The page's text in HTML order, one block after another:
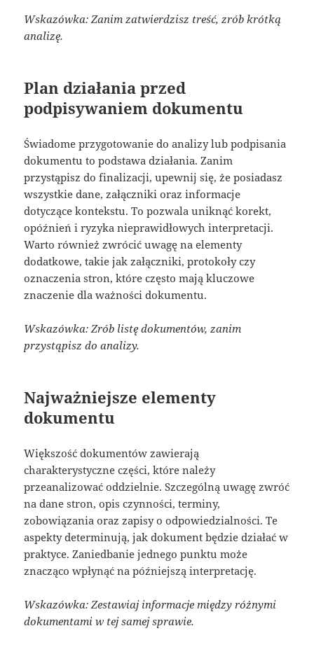
Wskazówka: Zanim zatwierdzisz treść, zrób krótką
analizę.
Plan działania przed
podpisywaniem dokumentu
Świadome przygotowanie do analizy lub podpisania
dokumentu to podstawa działania. Zanim
przystąpisz do finalizacji, upewnij się, że posiadasz
wszystkie dane, załączniki oraz informacje
dotyczące kontekstu. To pozwala uniknąć korekt,
opóźnień i ryzyka nieprawidłowych interpretacji.
Warto również zwrócić uwagę na elementy
dodatkowe, takie jak załączniki, protokoły czy
oznaczenia stron, które często mają kluczowe
znaczenie dla ważności dokumentu.
Wskazówka: Zrób listę dokumentów, zanim
przystąpisz do analizy.
Najważniejsze elementy
dokumentu
Większość dokumentów zawierają
charakterystyczne części, które należy
przeanalizować oddzielnie. Szczególną uwagę zwróć
na dane stron, opis czynności, terminy,
zobowiązania oraz zapisy o odpowiedzialności. Te
aspekty determinują, jak dokument będzie działać w
praktyce. Zaniedbanie jednego punktu może
znacząco wpłynąć na późniejszą interpretację.
Wskazówka: Zestawiaj informacje między różnymi
dokumentami w tej samej sprawie.